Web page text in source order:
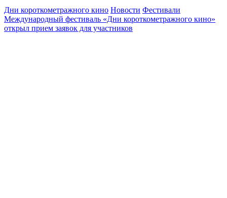
Дни короткометражного кино Новости Фестивали
Международный фестиваль «Дни короткометражного кино»
открыл прием заявок для участников